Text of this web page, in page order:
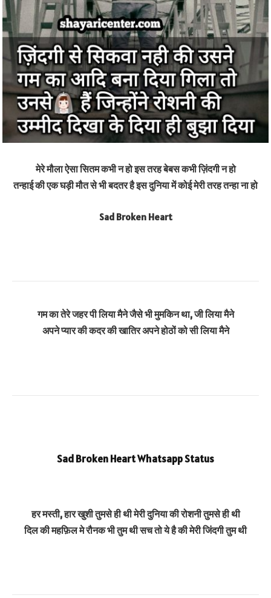
मेरे मौला ऐसा सितम कभी न हो इस तरह बेबस कभी ज़िंदगी न हो
तन्हाई की एक घड़ी मौत से भी बदतर है इस दुनिया में कोई मेरी तरह तन्हा ना हो
Sad Broken Heart
गम का तेरे जहर पी लिया मैने जैसे भी मुमकिन था, जी लिया मैने
अपने प्यार की कदर की खातिर अपने होठों को सी लिया मैने
Sad Broken Heart Whatsapp Status
हर मस्ती, हार खुशी तुमसे ही थी मेरी दुनिया की रोशनी तुमसे ही थी
दिल की महफ़िल मे रौनक भी तुम थी सच तो ये है की मेरी जिंदगी तुम थी